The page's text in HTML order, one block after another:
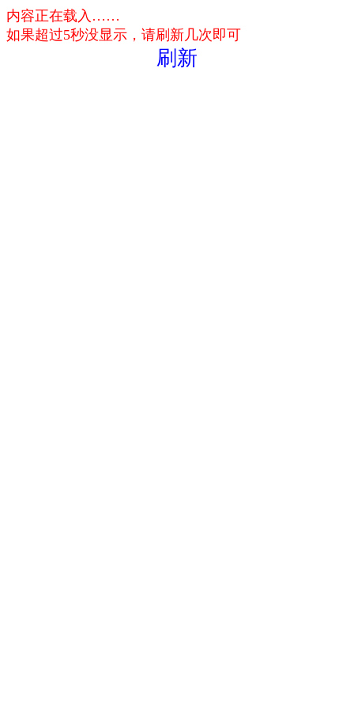
内容正在载入……
如果超过5秒没显示，请刷新几次即可
刷新